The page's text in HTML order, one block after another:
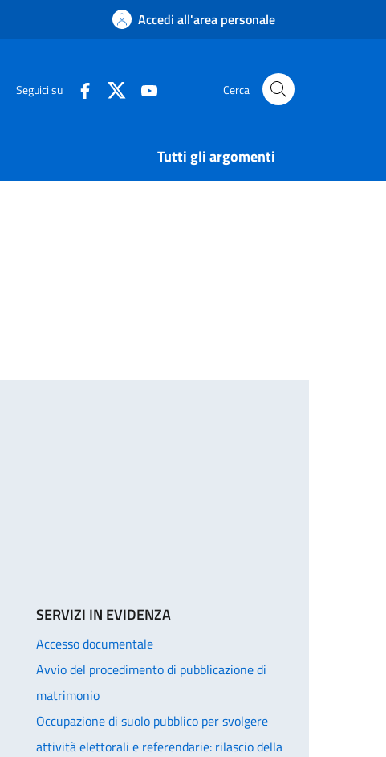
Accedi all'area personale
Seguici su Cerca
Tutti gli argomenti
SERVIZI IN EVIDENZA
Accesso documentale
Avvio del procedimento di pubblicazione di
matrimonio
Occupazione di suolo pubblico per svolgere
attività elettorali e referendarie: rilascio della